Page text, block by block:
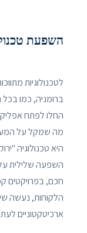
השפעת
לטכנולוגיות
ברומניה, כמו בכל
החלו לפתח
מה שמקל על
היא טכנולוגיה
השפעה שלילית על
חכם, בפרויקטים
הלקוחות, נעשה
ארכיטקטוניים